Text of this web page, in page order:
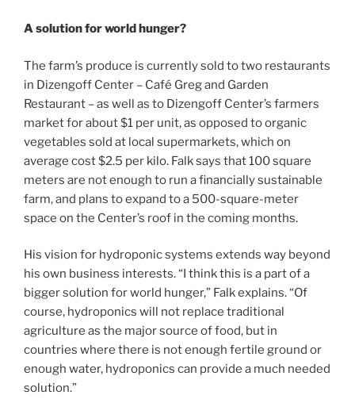
A solution for world hunger?
The farm’s produce is currently sold to two restaurants
in Dizengoff Center – Café Greg and Garden
Restaurant – as well as to Dizengoff Center’s farmers
market for about $1 per unit, as opposed to organic
vegetables sold at local supermarkets, which on
average cost $2.5 per kilo. Falk says that 100 square
meters are not enough to run a financially sustainable
farm, and plans to expand to a 500-square-meter
space on the Center’s roof in the coming months.
His vision for hydroponic systems extends way beyond
his own business interests. “I think this is a part of a
bigger solution for world hunger,” Falk explains. “Of
course, hydroponics will not replace traditional
agriculture as the major source of food, but in
countries where there is not enough fertile ground or
enough water, hydroponics can provide a much needed
solution.”